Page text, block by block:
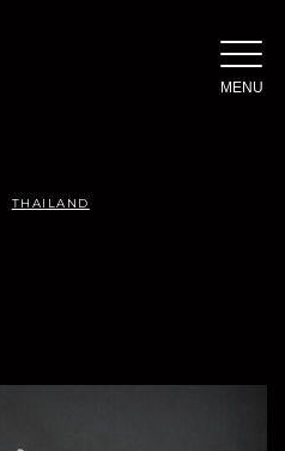
MENU
THAILAND